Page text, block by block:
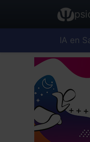
IA en